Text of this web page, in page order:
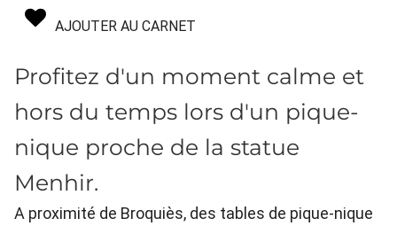
AJOUTER AU CARNET
Profitez d'un moment calme et
hors du temps lors d'un pique-
nique proche de la statue
Menhir.
A proximité de Broquiès, des tables de pique-nique